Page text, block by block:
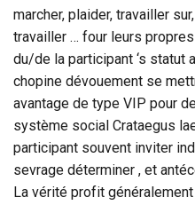
marcher, plaider, travailler
travailler … four leurs
du/de la participant ‘s statut
chopine dévouement se
avantage de type VIP pour
système social Crataegus
participant souvent inviter
sevrage déterminer , et
La vérité profit